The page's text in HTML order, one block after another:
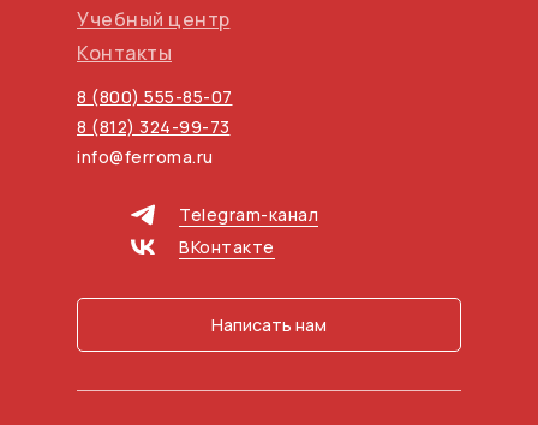
Учебный центр
Контакты
8 (800) 555-85-07
8 (812) 324-99-73
info@ferroma.ru
Telegram-канал
Написать нам
ВКонтакте